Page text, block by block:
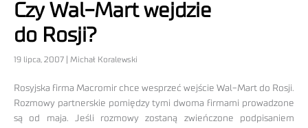
Czy Wal-Mart wejdzie
do Rosji?
19 lipca, 2007 | Michał Koralewski
Rosyjska firma Macromir chce wesprzeć wejście Wal-Mart do Rosji.
Rozmowy partnerskie pomiędzy tymi dwoma firmami prowadzone
są od maja. Jeśli rozmowy zostaną zwieńczone podpisaniem